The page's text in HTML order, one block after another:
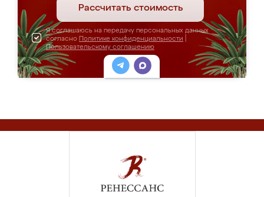
Рассчитать стоимость
Я соглашаюсь на передачу персональных данных
согласно Политике конфиденциальности
Пользовательскому соглашению